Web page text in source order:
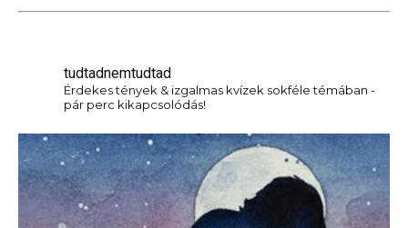
tudtadnemtudtad
Érdekes tények & izgalmas kvízek sokféle témában -
pár perc kikapcsolódás!